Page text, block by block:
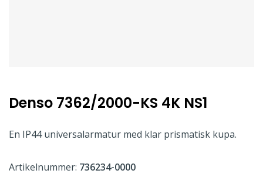
Denso 7362/2000-KS 4K NS1
En IP44 universalarmatur med klar prismatisk kupa.
Artikelnummer: 736234-0000